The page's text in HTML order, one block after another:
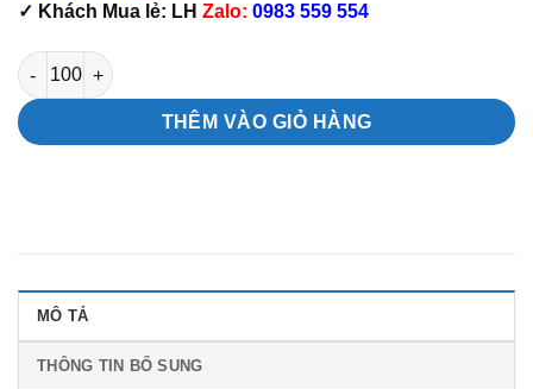
✓ Khách Mua lẻ: LH Zalo: 0983 559 554
Lịch Bloc 52 Tuần Phong Cảnh Thế Giới số lượng
THÊM VÀO GIỎ HÀNG
MÔ TẢ
THÔNG TIN BỔ SUNG